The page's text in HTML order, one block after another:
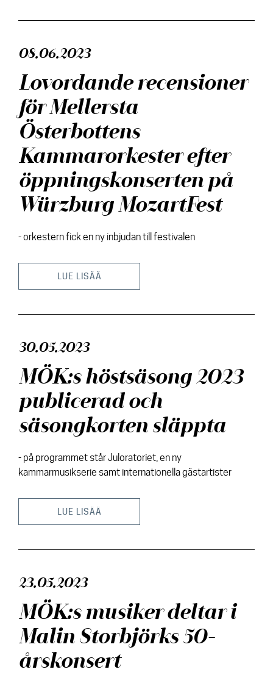
08.06.2023
Lovordande recensioner
för Mellersta
Österbottens
Kammarorkester efter
öppningskonserten på
Würzburg MozartFest
- orkestern fick en ny inbjudan till festivalen
LUE LISÄÄ
30.05.2023
MÖK:s höstsäsong 2023
publicerad och
säsongkorten släppta
- på programmet står Juloratoriet, en ny
kammarmusikserie samt internationella gästartister
LUE LISÄÄ
23.05.2023
MÖK:s musiker deltar i
Malin Storbjörks 50-
årskonsert